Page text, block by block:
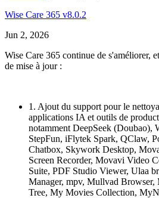
Wise Care 365 v8.0.2
Jun 2, 2026
Wise Care 365 continue de s'améliorer,
de mise à jour :
1. Ajout du support pour le
applications IA et outils de
notamment DeepSeek (Doubao),
StepFun, iFlytek Spark, QClaw,
Chatbox, Skywork Desktop,
Screen Recorder, Movavi Video
Suite, PDF Studio Viewer, Ulaa
Manager, mpv, Mullvad
Tree, My Movies Collection,